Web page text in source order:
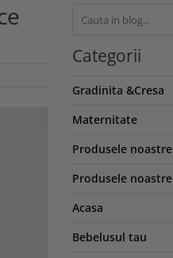
Categorii
Gradinita &Cresa
Maternitate
Produsele noastre
Produsele noastre
Acasa
Bebelusul tau